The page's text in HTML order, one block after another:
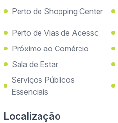
Perto de Shopping Center
Perto de Vias de Acesso
Próximo ao Comércio
Sala de Estar
Serviços Públicos
Essenciais
Localização